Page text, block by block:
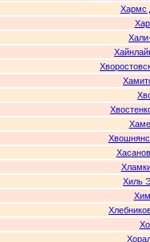
Хармс
Хиль